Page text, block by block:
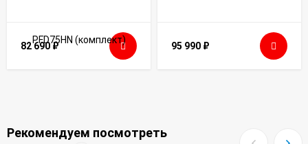
82 690₽ 95 990 ₽
Рекомендуем посмотреть